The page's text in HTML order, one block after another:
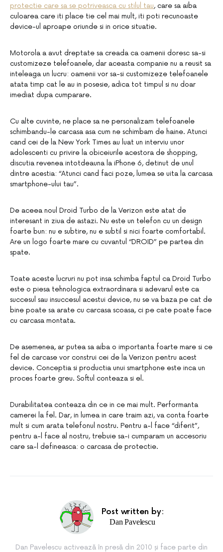
protectie care sa se potriveasca cu stilul tau, care sa aiba
culoarea care iti place tie cel mai mult, iti poti recunoaste
device-ul aproape oriunde si in orice situatie.
Motorola a avut dreptate sa creada ca oamenii doresc sa-si
customizeze telefoanele, dar aceasta companie nu a reusit sa
inteleaga un lucru: oamenii vor sa-si customizeze telefoanele
atata timp cat le au in posesie, adica tot timpul si nu doar
imediat dupa cumparare.
Cu alte cuvinte, ne place sa ne personalizam telefoanele
schimbandu-le carcasa asa cum ne schimbam de haine. Atunci
cand cei de la New York Times au luat un interviu unor
adolescenti cu privire la obiceiurile acestora de shopping,
discutia revenea intotdeauna la iPhone 6, detinut de unul
dintre acestia: “Atunci cand faci poze, lumea se uita la carcasa
smartphone-ului tau”.
De aceea noul Droid Turbo de la Verizon este atat de
interesant in ziua de astazi. Nu este un telefon cu un design
foarte bun: nu e subtire, nu e subtil si nici foarte comfortabil.
Are un logo foarte mare cu cuvantul “DROID” pe partea din
spate.
Toate aceste lucruri nu pot insa schimba faptul ca Droid Turbo
este o piesa tehnologica extraordinara si adevarul este ca
succesul sau insuccesul acestui device, nu se va baza pe cat de
bine poate sa arate cu carcasa scoasa, ci pe cate poate face
cu carcasa montata.
De asemenea, ar putea sa aiba o importanta foarte mare si ce
fel de carcase vor construi cei de la Verizon pentru acest
device. Conceptia si productia unui smartphone este inca un
proces foarte greu. Softul conteaza si el.
Durabilitatea conteaza din ce in ce mai mult. Performanta
camerei la fel. Dar, in lumea in care traim azi, va conta foarte
mult si cum arata telefonul nostru. Pentru a-l face “diferit”,
pentru a-l face al nostru, trebuie sa-i cumparam un accesoriu
care sa-l defineasca: o carcasa de protectie.
Post written by:
Dan Pavelescu
Dan Pavelescu activează în presă din 2010 și face parte din